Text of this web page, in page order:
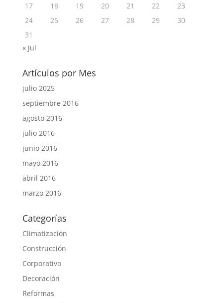
17
18 19 20 21 22
23
24
25 26 27 28 29
30
31
« Jul
Artículos por Mes
julio 2025
septiembre 2016
agosto 2016
julio 2016
junio 2016
mayo 2016
abril 2016
marzo 2016
Categorías
Climatización
Construcción
Corporativo
Decoración
Reformas